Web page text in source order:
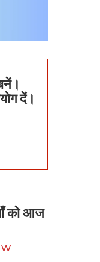
दें।
को आज